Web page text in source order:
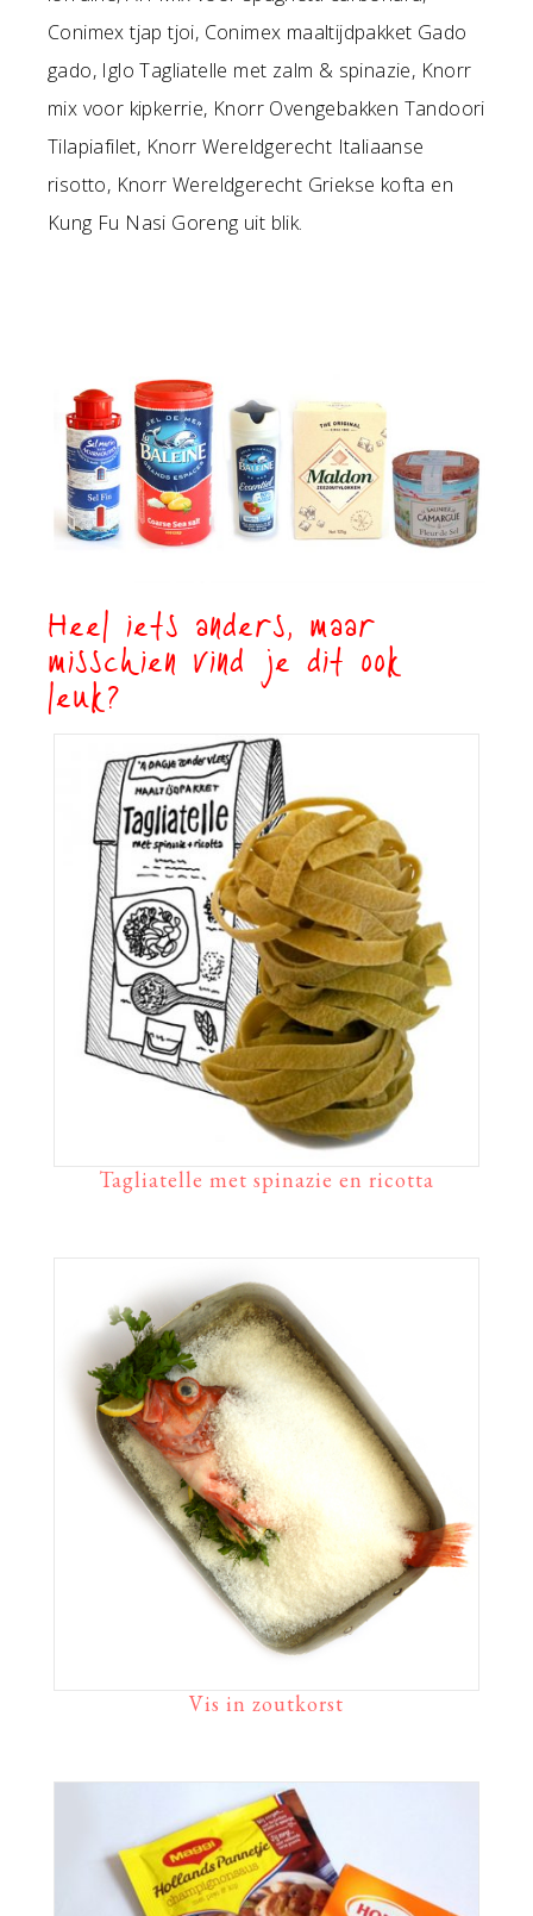
Conimex tjap tjoi, Conimex maaltijdpakket Gado
gado, Iglo Tagliatelle met zalm & spinazie, Knorr
mix voor kipkerrie, Knorr Ovengebakken Tandoori
Tilapiafilet, Knorr Wereldgerecht Italiaanse
risotto, Knorr Wereldgerecht Griekse kofta en
Kung Fu Nasi Goreng uit blik.
Heel iets anders, maar
misschien vind je dit ook
leuk?
Tagliatelle met spinazie en ricotta
Vis in zoutkorst